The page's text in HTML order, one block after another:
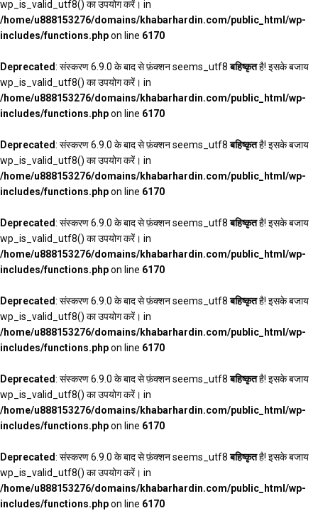
wp_is_valid_utf8() का उपयोग करें। in
/home/u888153276/domains/khabarhardin.com/public_html/wp-
includes/functions.phpon line 6170
Deprecated: संस्करण 6.9.0 के बाद से फ़ंक्शन seems_utf8बहिष्कृतहै! इसके बजाय
wp_is_valid_utf8() का उपयोग करें। in
/home/u888153276/domains/khabarhardin.com/public_html/wp-
includes/functions.phpon line 6170
Deprecated: संस्करण 6.9.0 के बाद से फ़ंक्शन seems_utf8बहिष्कृतहै! इसके बजाय
wp_is_valid_utf8() का उपयोग करें। in
/home/u888153276/domains/khabarhardin.com/public_html/wp-
includes/functions.phpon line 6170
Deprecated: संस्करण 6.9.0 के बाद से फ़ंक्शन seems_utf8बहिष्कृतहै! इसके बजाय
wp_is_valid_utf8() का उपयोग करें। in
/home/u888153276/domains/khabarhardin.com/public_html/wp-
includes/functions.phpon line 6170
Deprecated: संस्करण 6.9.0 के बाद से फ़ंक्शन seems_utf8बहिष्कृतहै! इसके बजाय
wp_is_valid_utf8() का उपयोग करें। in
/home/u888153276/domains/khabarhardin.com/public_html/wp-
includes/functions.phpon line 6170
Deprecated: संस्करण 6.9.0 के बाद से फ़ंक्शन seems_utf8बहिष्कृतहै! इसके बजाय
wp_is_valid_utf8() का उपयोग करें। in
/home/u888153276/domains/khabarhardin.com/public_html/wp-
includes/functions.phpon line 6170
Deprecated: संस्करण 6.9.0 के बाद से फ़ंक्शन seems_utf8बहिष्कृतहै! इसके बजाय
wp_is_valid_utf8() का उपयोग करें। in
/home/u888153276/domains/khabarhardin.com/public_html/wp-
includes/functions.phpon line 6170